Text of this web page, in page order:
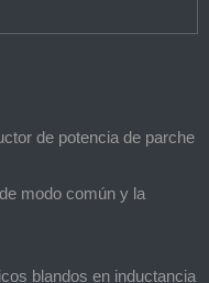
de potencia de parche
modo común y la
blandos en inductancia